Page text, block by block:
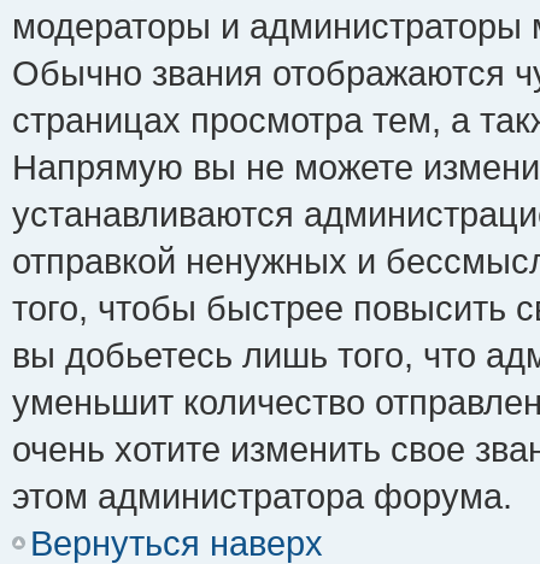
модераторы и администраторы
Обычно звания отображаются
страницах просмотра тем, а
Напрямую вы не можете
устанавливаются
отправкой ненужных и
того, чтобы быстрее повысить
вы добьетесь лишь того, что
уменьшит количество
очень хотите изменить свое
этом администратора форума.
Вернуться наверх